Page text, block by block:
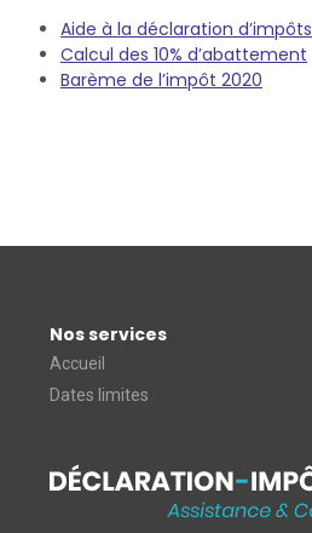
Aide à la déclaration d’impôts
Calcul des 10% d’abattement
Barème de l’impôt 2020
Nos services
Accueil
Dates limites